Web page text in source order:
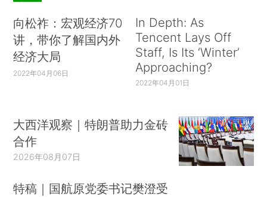
向松祚：宏观经济70
讲，带你了解国内外
经济大局
2022年04月06日
In Depth: As
Tencent Lays Off
Staff, Is Its ‘Winter’
Approaching?
2022年04月01日
大西洋观察｜特朗普助力金砖
合作
2026年08月07日
特稿｜国航原党委书记樊澄受